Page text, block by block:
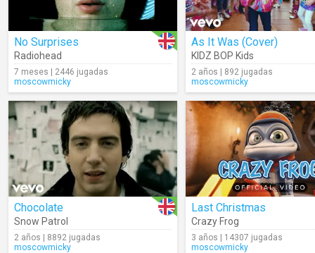
No Surprises
Radiohead
7 meses | 2446 jugadas
moscowmicky
As It Was (Cover)
KIDZ BOP Kids
2 años | 892 jugadas
moscowmicky
Chocolate
Snow Patrol
2 años | 8892 jugadas
moscowmicky
Last Christmas
Crazy Frog
3 años | 14307 jugadas
moscowmicky